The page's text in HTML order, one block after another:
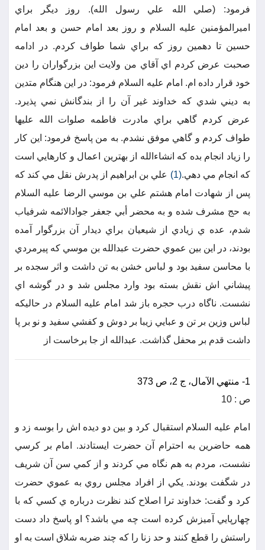
فرمود: (صلي الله علي رسول الله). روز ديگر براي
اميرالمؤمنين عليه السلام و روز بعد امام حسن و بعد امام
حسين تا دهمين روز كه براي شما طواف كردم. در ادامه
صحبت عرض كردم اي آقاي من ولايت اين بزرگواران را دين
خود قرار داده ام. امام عليه السلام فرمود: در اين هنگام متدين
به ديني شدي كه خداوند غير آن را از بندگانش نمي پذيرد.
عرض كردم گاهي براي مادرت فاطمه صلوات الله عليها
طواف كردم و گاهي موفق نشدم. به من پاسخ فرمود: اين كار
را زياد انجام بده كه انشاءالله از بهترين اعمال و كارهايي است
كه انجام مي دهي.(1)
علي بن ابراهيم از پدرش نقل مي كند كه
پس از شهادت امام هشتم علي بن موسي الرضا عليه السلام
به حج مشرف شده و به محضر أبي جعفر جوادالائمه شرفياب
شدم، عده ي زيادي از شيعيان براي ديدار آن بزرگوار آمده
بودند، در اين بين عموي حضرت عبدالله بن موسي كه پيرمردي
با محاسن سفيد بود و لباس خشن به تن داشت و اثر سجده بر
پيشاني اش نقش بسته بود وارد مجلس شد و در گوشه اي
نشست. ناگاه درب حجره باز شد امام عليه السلام در حاليكه
لباس وزين بر تن و عبايي زيبا بر دوش و كفشي سفيد و نو بر پا
داشت قدم بر محفل گذاشت. عبدالله از جا برخاست از
1- منتهي الآمال، ج 2، ص 373
ص : 10
امام عليه السلام استقبال كرد و بين دو ديده اش را بوسه زد و
همه حاضرين به احترام آن حضرت ايستادند. امام بر كرسي
نشست، مردم به هم نگاه مي كردند و از كمي سن آن شريف
در شگفت بودند. يكي از افراد مجلس روي به عموي حضرت
كرد و گفت: خداوند ترا اصلاح كند نظرت درباره ي كسي كه با
چهارپايي آميزش كرده است چه مي باشد؟ او پاسخ داد دست
راستش را قطع كنند و حد زنا را كه چند ضربه شلاق است به او